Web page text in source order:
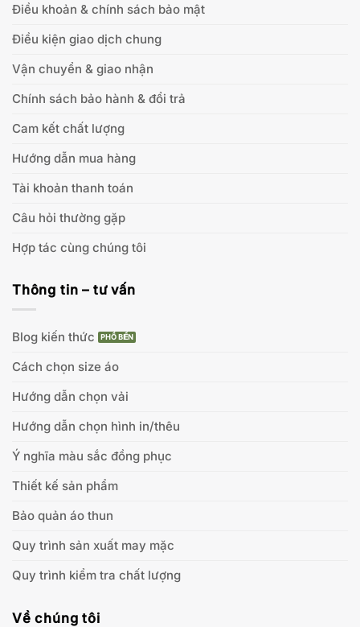
Điều khoản & chính sách bảo mật
Điều kiện giao dịch chung
Vận chuyển & giao nhận
Chính sách bảo hành & đổi trả
Cam kết chất lượng
Hướng dẫn mua hàng
Tài khoản thanh toán
Câu hỏi thường gặp
Hợp tác cùng chúng tôi
Thông tin – tư vấn
Blog kiến thức
Cách chọn size áo
Hướng dẫn chọn vải
Hướng dẫn chọn hình in/thêu
Ý nghĩa màu sắc đồng phục
Thiết kế sản phẩm
Bảo quản áo thun
Quy trình sản xuất may mặc
Quy trình kiểm tra chất lượng
Về chúng tôi